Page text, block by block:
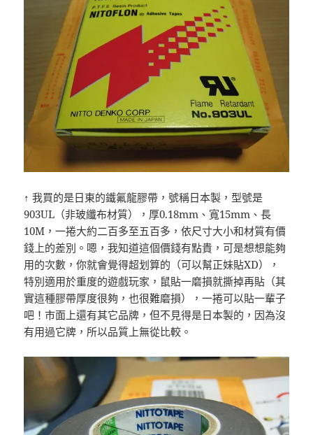
↑ 我買的是日東的鐵氟龍膠帶，號稱日本製，型號是
903UL（非玻纖布材質），厚0.18mm、寬15mm、長
10M，一捲大約二百多至五百多，依尺寸大小和材質有價
錢上的差別。嗯，我知道這個價錢有點貴，可是想想能夠
用的次數，你就會覺得超划算的（可以幫正妹貼XD），
特別適用於重度的遊戲玩家，鼠貼一磨損就撕掉再貼（其
實這種膠帶厚度很夠，也很難磨損），一捲可以貼一輩子
吧！市面上還有其它品牌，但不見得是日本製的，因為沒
有用過它牌，所以品質上無從比較。